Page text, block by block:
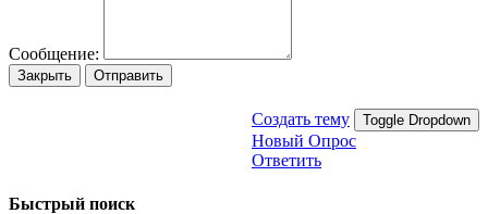
Сообщение:
Закрыть Отправить
Создать тему Toggle Dropdown
Новый Опрос
Ответить
Быстрый поиск